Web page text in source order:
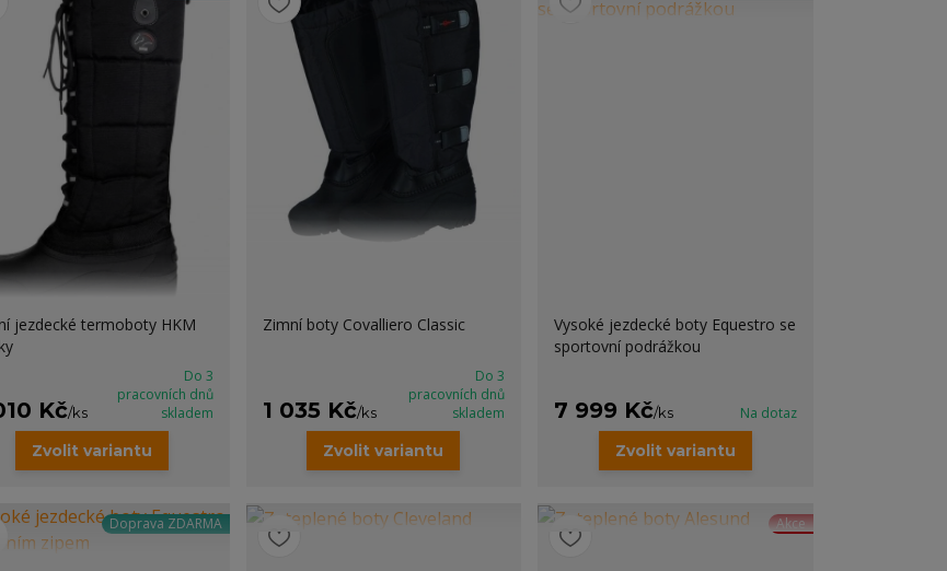
jezdecké termoboty HKM
Kč/ks
Do 3
pracovních dnů
skladem
Zvolit variantu
Zimní boty Covalliero Classic
1 035 Kč/ks
Do 3
pracovních dnů
skladem
Zvolit variantu
Vysoké jezdecké boty Equestro se
sportovní podrážkou
7 999 Kč/ks Na dotaz
Zvolit variantu
Doprava ZDARMA Akce